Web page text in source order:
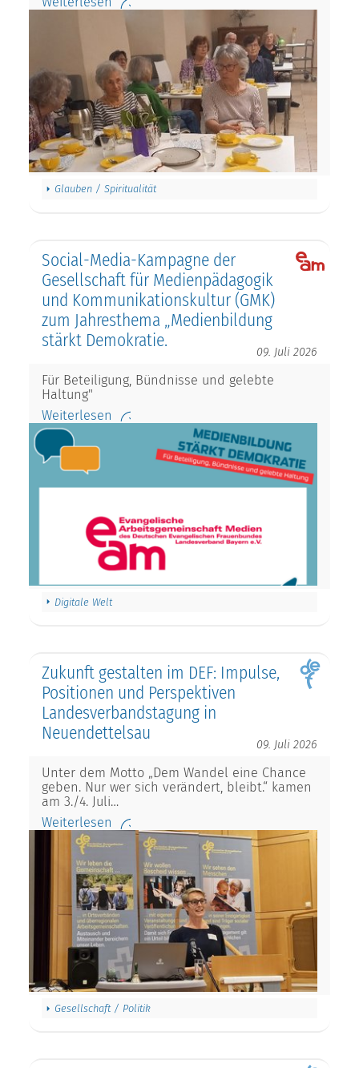
Glauben / Spiritualität
Social-Media-Kampagne der
Gesellschaft für Medienpädagogik
und Kommunikationskultur (GMK)
zum Jahresthema „Medienbildung
stärkt Demokratie.
09. Juli 2026
Für Beteiligung, Bündnisse und gelebte
Haltung"
Weiterlesen
Digitale Welt
Zukunft gestalten im DEF: Impulse,
Positionen und Perspektiven
Landesverbandstagung in
Neuendettelsau
09. Juli 2026
Unter dem Motto „Dem Wandel eine Chance
geben. Nur wer sich verändert, bleibt.“ kamen
am 3./4. Juli…
Weiterlesen
Gesellschaft / Politik